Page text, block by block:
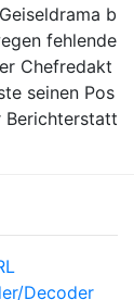
b
fehlende
Chefredakt
seinen Pos
Berichterstatt
Decoder